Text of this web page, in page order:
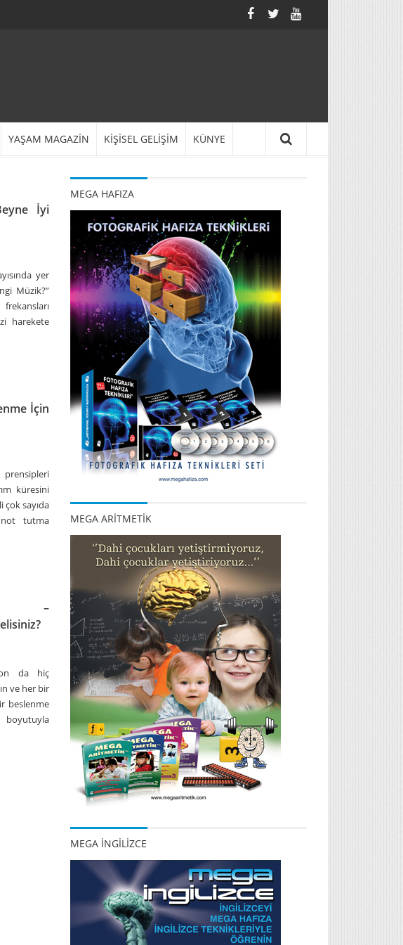
YAŞAM MAGAZİN KİŞİSEL GELİŞİM KÜNYE
İyi
yer
Müzik?”
harekete
İçin
küresini
çok sayıda
not tutma
–
da hiç
ve her bir
beslenme
MEGA HAFIZA
MEGA ARİTMETİK
MEGA İNGİLİZCE